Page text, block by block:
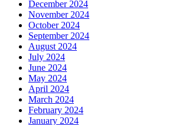
December 2024
November 2024
October 2024
September 2024
August 2024
July 2024
June 2024
May 2024
April 2024
March 2024
February 2024
January 2024